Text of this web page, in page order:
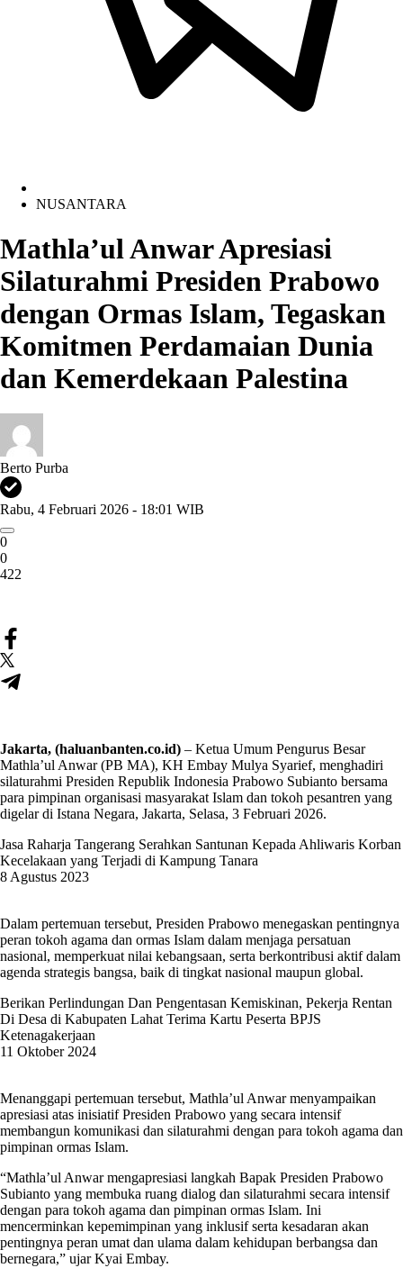
NUSANTARA
Mathla’ul Anwar Apresiasi
Silaturahmi Presiden Prabowo
dengan Ormas Islam, Tegaskan
Komitmen Perdamaian Dunia
dan Kemerdekaan Palestina
Berto Purba
Rabu, 4 Februari 2026 - 18:01 WIB
0
0
422
Jakarta, (haluanbanten.co.id) – Ketua Umum Pengurus Besar
Mathla’ul Anwar (PB MA), KH Embay Mulya Syarief, menghadiri
silaturahmi Presiden Republik Indonesia Prabowo Subianto bersama
para pimpinan organisasi masyarakat Islam dan tokoh pesantren yang
digelar di Istana Negara, Jakarta, Selasa, 3 Februari 2026.
Jasa Raharja Tangerang Serahkan Santunan Kepada Ahliwaris Korban
Kecelakaan yang Terjadi di Kampung Tanara
8 Agustus 2023
Dalam pertemuan tersebut, Presiden Prabowo menegaskan pentingnya
peran tokoh agama dan ormas Islam dalam menjaga persatuan
nasional, memperkuat nilai kebangsaan, serta berkontribusi aktif dalam
agenda strategis bangsa, baik di tingkat nasional maupun global.
Berikan Perlindungan Dan Pengentasan Kemiskinan, Pekerja Rentan
Di Desa di Kabupaten Lahat Terima Kartu Peserta BPJS
Ketenagakerjaan
11 Oktober 2024
Menanggapi pertemuan tersebut, Mathla’ul Anwar menyampaikan
apresiasi atas inisiatif Presiden Prabowo yang secara intensif
membangun komunikasi dan silaturahmi dengan para tokoh agama dan
pimpinan ormas Islam.
“Mathla’ul Anwar mengapresiasi langkah Bapak Presiden Prabowo
Subianto yang membuka ruang dialog dan silaturahmi secara intensif
dengan para tokoh agama dan pimpinan ormas Islam. Ini
mencerminkan kepemimpinan yang inklusif serta kesadaran akan
pentingnya peran umat dan ulama dalam kehidupan berbangsa dan
bernegara,” ujar Kyai Embay.